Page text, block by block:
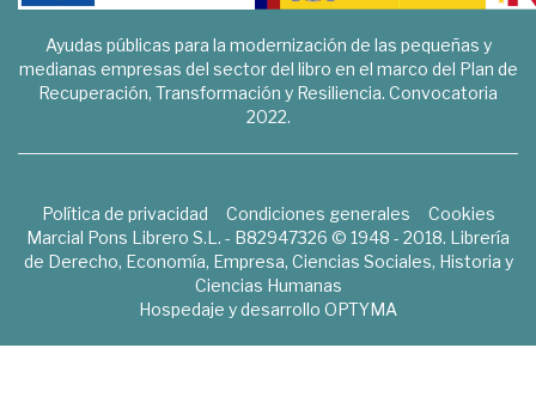
Ayudas públicas para la modernización de las pequeñas y
medianas empresas del sector del libro en el marco del Plan de
Recuperación, Transformación y Resiliencia. Convocatoria
2022.
Política de privacidad Condiciones generales
Cookies
Marcial Pons Librero S.L. - B82947326 © 1948 - 2018. Librería
de Derecho, Economía, Empresa, Ciencias Sociales, Historia y
Ciencias Humanas
Hospedaje y desarrollo OPTYMA